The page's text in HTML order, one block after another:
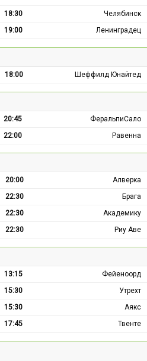
18:30
Челябинск
19:00 Ленинградец
18:00 Шеффилд Юнайтед
20:45
ФеральпиСало
22:00 Равенна
20:00
Алверка
22:30
Брага
22:30
Академику
22:30 Риу Аве
13:15
Фейеноорд
15:30
Утрехт
15:30
Аякс
17:45 Твенте